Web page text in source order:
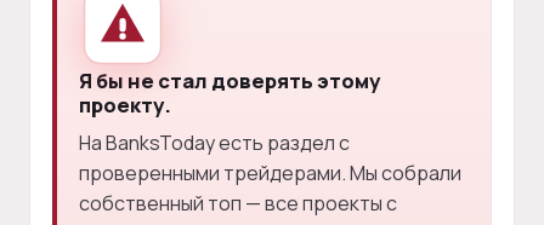
Я бы не стал доверять этому
проекту.
На BanksToday есть раздел с
проверенными трейдерами. Мы собрали
собственный топ — все проекты с